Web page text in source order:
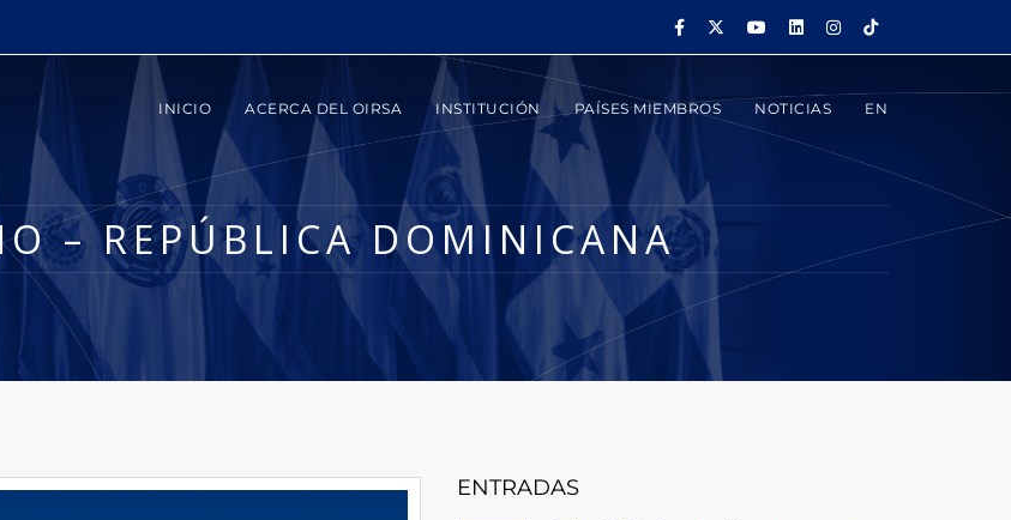
INICIO ACERCA DEL OIRSA INSTITUCIÓN PAÍSES MIEMBROS NOTICIAS EN
– REPÚBLICA DOMINICANA
ENTRADAS